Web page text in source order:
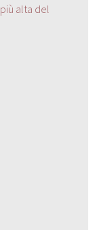
alta del